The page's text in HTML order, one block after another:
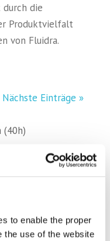
to enable the proper
the use of the website
die
Produktvielfalt
von Fluidra.
Nächste Einträge »
uns auf der